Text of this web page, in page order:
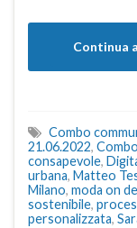
Continua
Combo
21.06.2022,
consapevole,
urbana, Matteo
Milano, moda on
sostenibile,
personalizzata,